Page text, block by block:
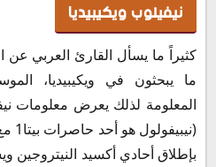
نيفيلوب ويكيبيديا
كثيراً ما يسأل القارئ العربي عن
ما يبحثون في ويكيبيديا،
المعلومة لذلك يعرض معلومات
بإطلاق أحادي أكسيد